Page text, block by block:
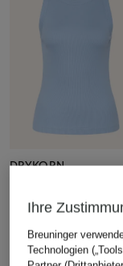
DRYKORN
49,99 €
Ihre
Breuninger
Technologien